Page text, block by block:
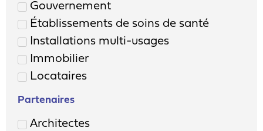
Gouvernement
Établissements de soins de santé
Installations multi-usages
Immobilier
Locataires
Partenaires
Architectes